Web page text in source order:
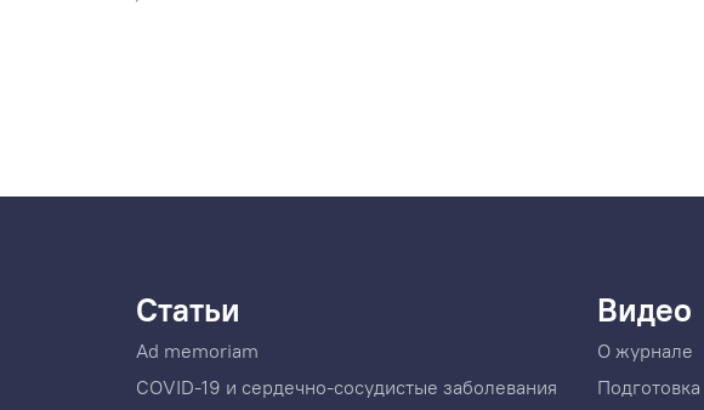
Статьи
Ad memoriam
COVID-19 и сердечно-сосудистые заболевания
Видео
О журнале